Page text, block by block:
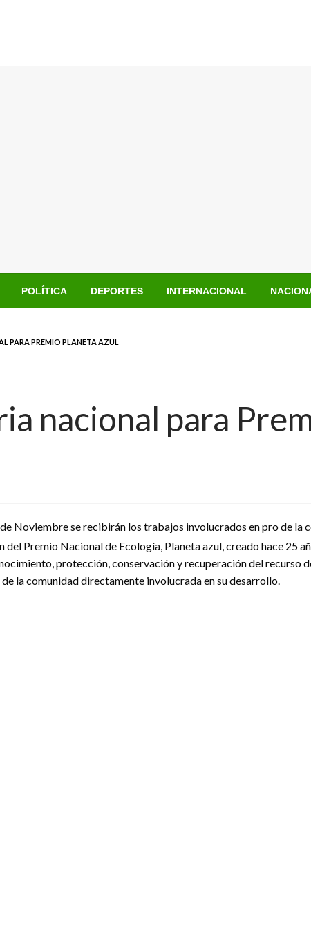
POLÍTICA DEPORTES INTERNACIONAL
PARA PREMIO PLANETA AZUL
nacional para
Noviembre se recibirán los trabajos involucrados en pro de la
Premio Nacional de Ecología, Planeta azul, creado hace 25
protección, conservación y recuperación del recurso
la comunidad directamente involucrada en su desarrollo.